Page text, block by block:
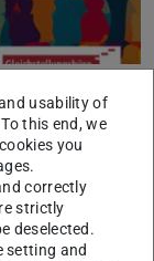
mit
die sich in
aller
sich als
usability of
this end, we
you
correctly
strictly
deselected.
setting and